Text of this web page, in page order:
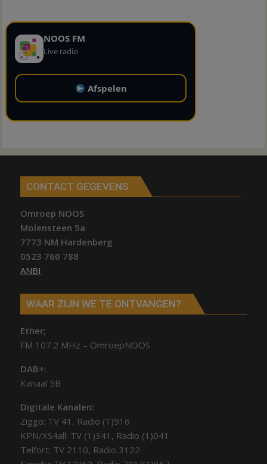
NOOS FM
Live radio
Afspelen
CONTACT GEGEVENS
Omroep NOOS
Molensteen 5a
7773 NM Hardenberg
0523 760 788
ANBI
WAAR ZIJN WE TE ONTVANGEN?
Ether;
FM 107.2 MHz – OmroepNOOS
DAB+:
Kanaal 5B
Digitale Kanalen:
Ziggo: TV 41, Radio (1)916
KPN/XS4all: TV (1)341, Radio (1)041
Telfort: TV 2110, Radio 3122